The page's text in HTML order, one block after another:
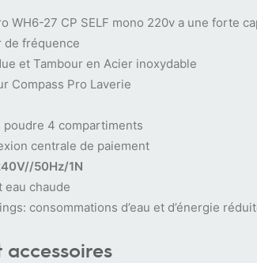
WH6-27 CP SELF mono 220v a une forte
de fréquence
et Tambour en Acier inoxydable
Compass Pro Laverie
poudre 4 compartiments
centrale de paiement
50Hz/1N
eau chaude
consommations d’eau et d’énergie
accessoires